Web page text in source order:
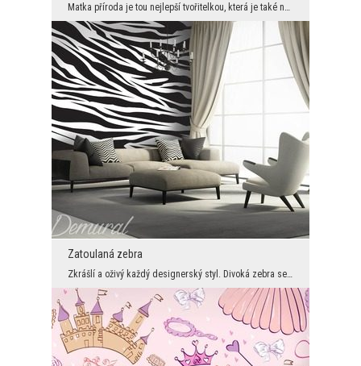
Matka příroda je tou nejlepší tvořitelkou, která je také nejlepší také v oblasti originálních int...
Zatoulaná zebra
Zkrášlí a oživý každý designerský styl. Divoká zebra se v tomto případě stane pruhovaným pokojový...